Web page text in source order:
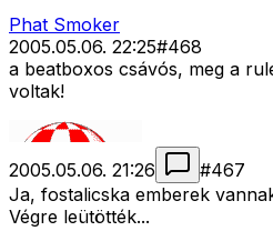
Phat Smoker
2005.05.06. 22:25#468
a beatboxos csávós, meg a
voltak!
2005.05.06. 21:26 #467
Ja, fostalicska emberek
Végre leütötték...